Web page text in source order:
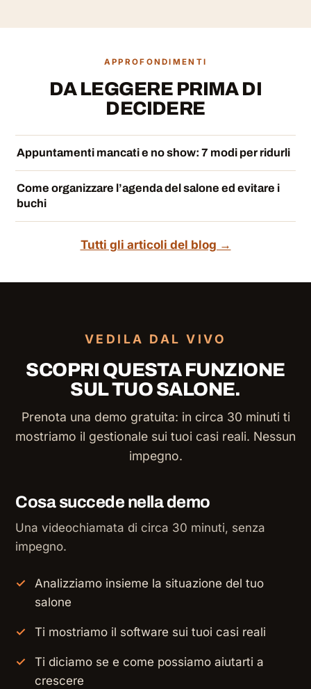
APPROFONDIMENTI
DA LEGGERE PRIMA DI
DECIDERE
Appuntamenti mancati e no show: 7 modi per ridurli
Come organizzare l’agenda del salone ed evitare i
buchi
Tutti gli articoli del blog →
VEDILA DAL VIVO
SCOPRI QUESTA FUNZIONE
SUL TUO SALONE.
Prenota una demo gratuita: in circa 30 minuti ti
mostriamo il gestionale sui tuoi casi reali. Nessun
impegno.
Cosa succede nella demo
Una videochiamata di circa 30 minuti, senza
impegno.
Analizziamo insieme la situazione del tuo
salone
Ti mostriamo il software sui tuoi casi reali
Ti diciamo se e come possiamo aiutarti a
crescere